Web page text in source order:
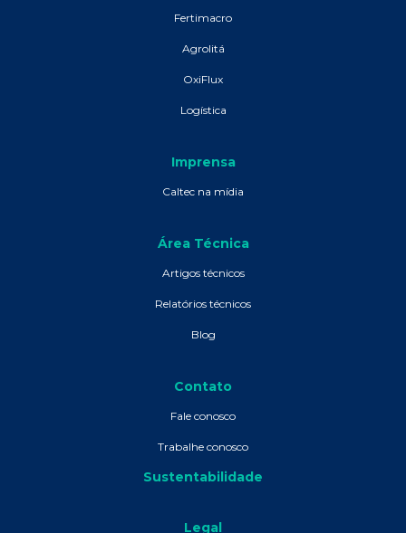
Fertimacro
Agrolitá
OxiFlux
Logística
Imprensa
Caltec na mídia
Área Técnica
Artigos técnicos
Relatórios técnicos
Blog
Contato
Fale conosco
Trabalhe conosco
Sustentabilidade
Legal